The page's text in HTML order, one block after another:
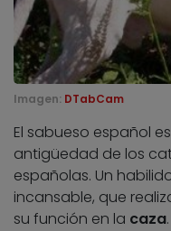
Imagen: DTabCam
El sabueso español
antigüedad de los
españolas. Un
incansable, que
su función en la caza.